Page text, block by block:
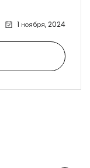
1 ноября, 2024